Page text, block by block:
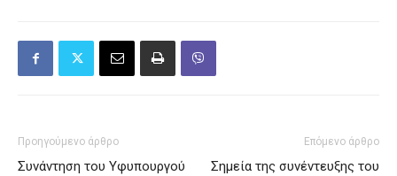
Προηγούμενο άρθρο
Συνάντηση του Υφυπουργού
Επόμενο άρθρο
Σημεία της συνέντευξης του